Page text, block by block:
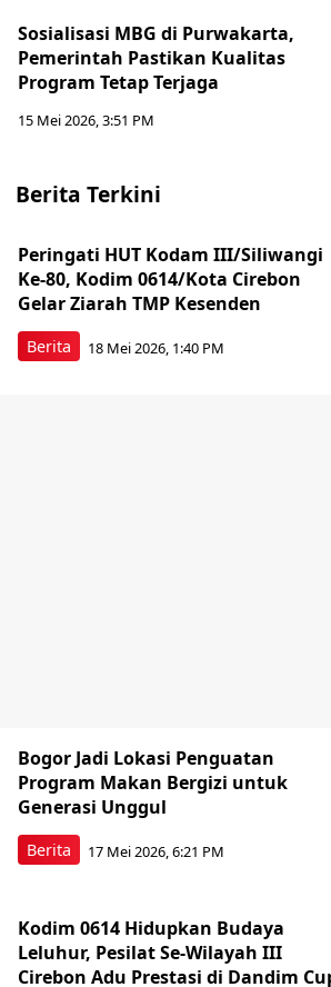
Sosialisasi MBG di Purwakarta,
Pemerintah Pastikan Kualitas
Program Tetap Terjaga
15 Mei 2026, 3:51 PM
Berita Terkini
Berita
Peringati HUT Kodam III/Siliwangi
Ke-80, Kodim 0614/Kota Cirebon
Gelar Ziarah TMP Kesenden
18 Mei 2026, 1:40 PM
Berita
Bogor Jadi Lokasi Penguatan
Program Makan Bergizi untuk
Generasi Unggul
17 Mei 2026, 6:21 PM
Kodim 0614 Hidupkan Budaya
Leluhur, Pesilat Se-Wilayah III
Cirebon Adu Prestasi di Dandim